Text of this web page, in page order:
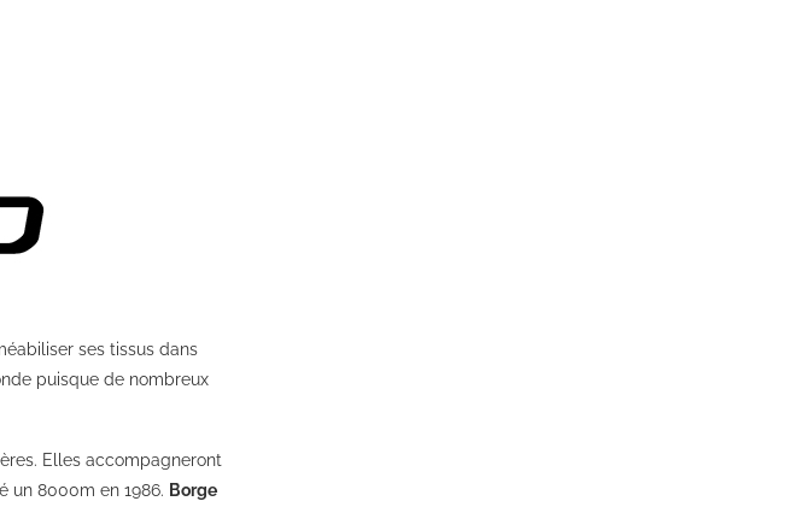
ses tissus dans
puisque de nombreux
Elles accompagneront
un 8000m en 1986. Borge